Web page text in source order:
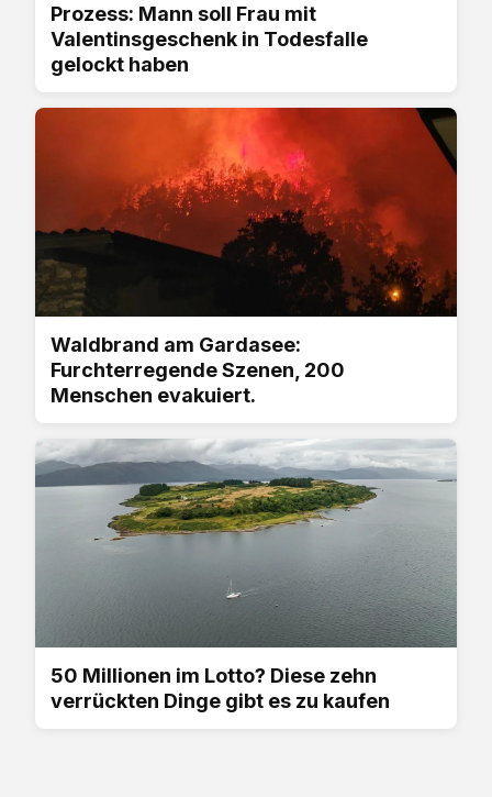
Prozess: Mann soll Frau mit
Valentinsgeschenk in Todesfalle
gelockt haben
Waldbrand am Gardasee:
Furchterregende Szenen, 200
Menschen evakuiert.
50 Millionen im Lotto? Diese zehn
verrückten Dinge gibt es zu kaufen